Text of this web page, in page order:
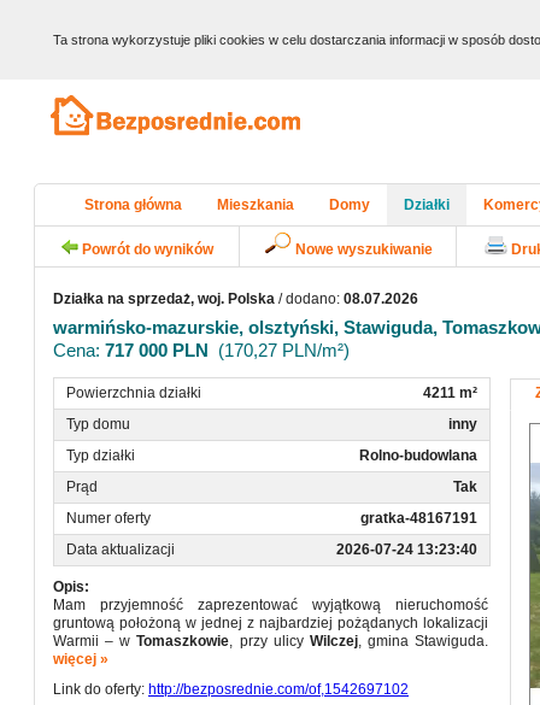
Ta strona wykorzystuje pliki cookies w celu dostarczania informacji w sposób
Strona główna Mieszkania Domy Działki
Powrót do wyników Nowe wyszukiwanie
Działka na sprzedaż, woj. Polska / dodano: 08.07.2026
warmińsko-mazurskie, olsztyński, Stawiguda,
Cena: 717 000 PLN (170,27 PLN/m²)
Powierzchnia działki
4211 m²
Typ domu
inny
Typ działki
Rolno-budowlana
Prąd
Tak
Numer oferty
gratka-48167191
Data aktualizacji
2026-07-24 13:23:40
Opis:
Mam przyjemność zaprezentować wyjątkową nieruchomość
gruntową położoną w jednej z najbardziej pożądanych lokalizacji
Warmii – wTomaszkowie, przy ulicy Wilczej, gmina Stawiguda.
Działka o numerze ewidencyjnym
infrastrukturą.
więcej »
Link do oferty: http://bezposrednie.com/of,1542697102